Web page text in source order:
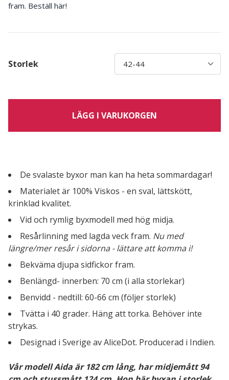
fram. Beställ här!
Storlek
LÄGG I VARUKORGEN
De svalaste byxor man kan ha heta sommardagar!
Materialet är 100% Viskos - en sval, lättskött,
krinklad kvalitet.
Vid och rymlig byxmodell med hög midja.
Resårlinning med lagda veck fram. Nu med
längre/mer resår i sidorna - lättare att komma i!
Bekväma djupa sidfickor fram.
Benlängd- innerben: 70 cm (i alla storlekar)
Benvidd - nedtill: 60-66 cm (följer storlek)
Tvätta i 40 grader. Häng att torka. Behöver inte
strykas.
Designad i Sverige av AliceDot. Producerad i Indien.
Vår modell Aida är 182 cm lång, har midjemått 94